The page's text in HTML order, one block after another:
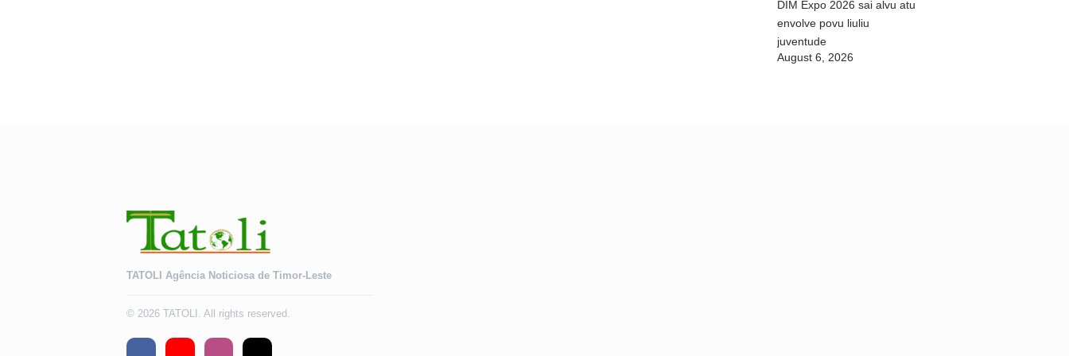
DIM Expo 2026 sai alvu atu
envolve povu liuliu
juventude
August 6, 2026
TATOLI Agência Noticiosa de Timor-Leste
© 2026 TATOLI. All rights reserved.